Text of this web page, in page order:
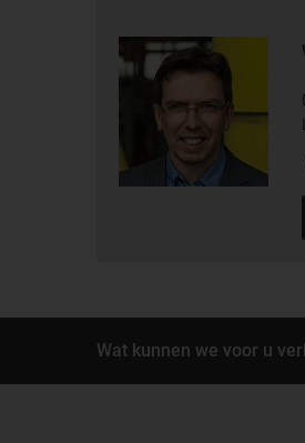
Wat kunnen we voor u